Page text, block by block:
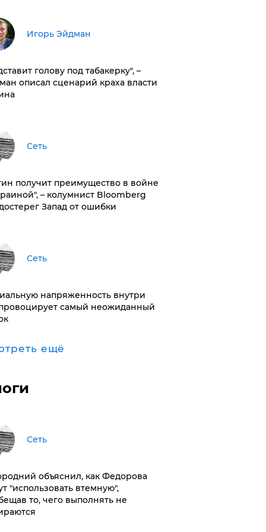
Игорь Эйдман
голову под табакерку", –
описал сценарий краха власти
Сеть
получит преимущество в войне
– колумнист Bloomberg
Запад от ошибки
Сеть
напряженность внутри
самый неожиданный
ещё
Сеть
объяснил, как Федорова
"использовать втемную",
то, чего выполнять не